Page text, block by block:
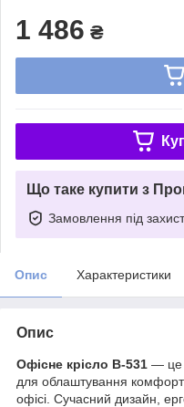
1 486 ₴
Що таке купити з
Замовлення під
Опис Характеристики
Опис
Офісне крісло B-531 — це
для облаштування
офісі. Сучасний дизайн,